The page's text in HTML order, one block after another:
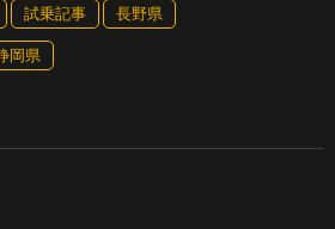
試乗記事 長野県
岡県